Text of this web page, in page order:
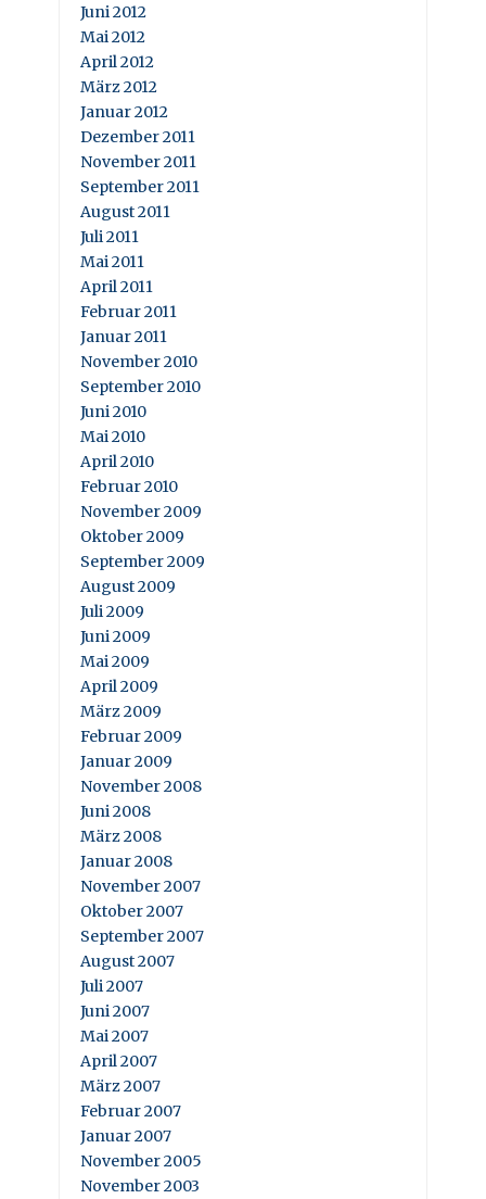
Juni 2012
Mai 2012
April 2012
März 2012
Januar 2012
Dezember 2011
November 2011
September 2011
August 2011
Juli 2011
Mai 2011
April 2011
Februar 2011
Januar 2011
November 2010
September 2010
Juni 2010
Mai 2010
April 2010
Februar 2010
November 2009
Oktober 2009
September 2009
August 2009
Juli 2009
Juni 2009
Mai 2009
April 2009
März 2009
Februar 2009
Januar 2009
November 2008
Juni 2008
März 2008
Januar 2008
November 2007
Oktober 2007
September 2007
August 2007
Juli 2007
Juni 2007
Mai 2007
April 2007
März 2007
Februar 2007
Januar 2007
November 2005
November 2003